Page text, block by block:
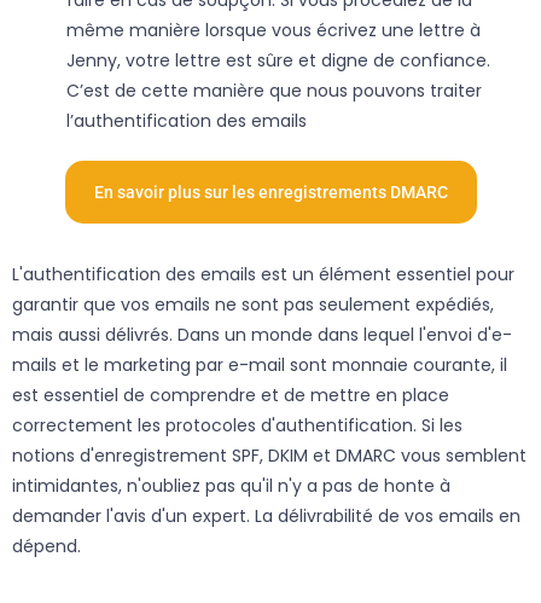
même manière lorsque vous écrivez une lettre à
Jenny, votre lettre est sûre et digne de confiance.
C’est de cette manière que nous pouvons traiter
l’authentification des emails
En savoir plus sur les enregistrements DMARC
L'authentification des emails est un élément essentiel pour
garantir que vos emails ne sont pas seulement expédiés,
mais aussi délivrés. Dans un monde dans lequel l'envoi d'e-
mails et le marketing par e-mail sont monnaie courante, il
est essentiel de comprendre et de mettre en place
correctement les protocoles d'authentification. Si les
notions d'enregistrement SPF, DKIM et DMARC vous semblent
intimidantes, n'oubliez pas qu'il n'y a pas de honte à
demander l'avis d'un expert. La délivrabilité de vos emails en
dépend.